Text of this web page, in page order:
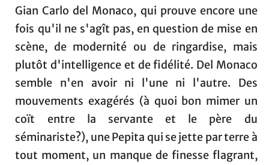
Gian Carlo del Monaco, qui prouve encore une
fois qu'il ne s'agît pas, en question de mise en
scène, de modernité ou de ringardise, mais
plutôt d'intelligence et de fidélité. Del Monaco
semble n'en avoir ni l'une ni l'autre. Des
mouvements exagérés (à quoi bon mimer un
coït entre la servante et le père du
séminariste?), une Pepita qui se jette par terre à
tout moment, un manque de finesse flagrant,